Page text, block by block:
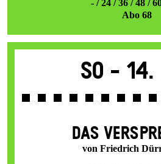
- / 24 / 36 / 48 /
Abo 68
So - 14.
DAS
von Friedrich